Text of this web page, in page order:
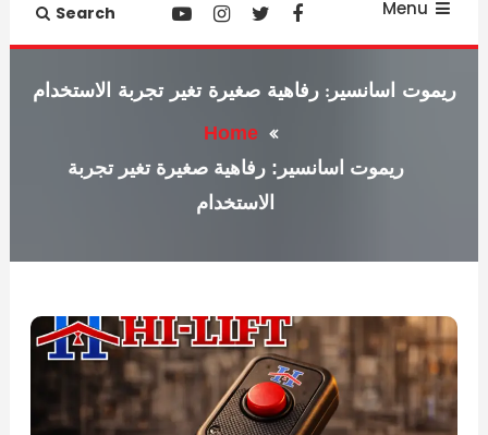
Menu
Search
ريموت اسانسير: رفاهية صغيرة تغير تجربة الاستخدام
Home
ريموت اسانسير: رفاهية صغيرة تغير تجربة
الاستخدام